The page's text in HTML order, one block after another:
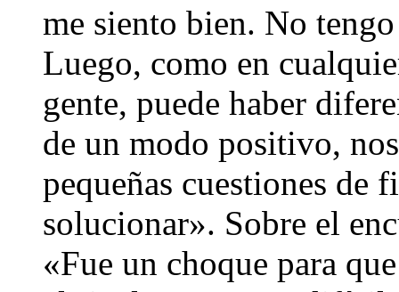
me siento bien. No
Luego, como en
gente, puede haber
de un modo positivo,
pequeñas cuestiones de
solucionar». Sobre el
«Fue un choque para